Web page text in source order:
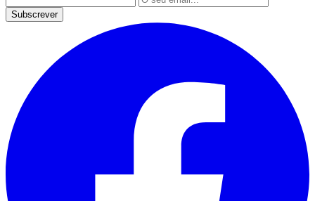
Subscrever